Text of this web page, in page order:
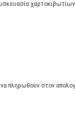
πληρωθούν στον